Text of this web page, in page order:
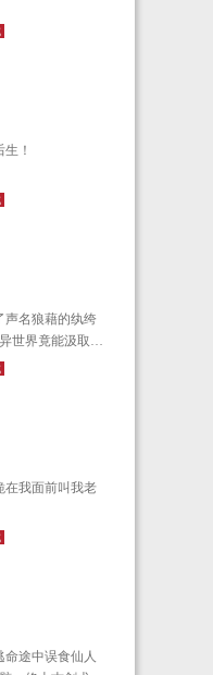
人以垂钓万界
此踏上修仙之
！
域少女，群雄
眼前展开，一
主沉浮！
声名狼藉的纨绔
世界竟能汲取到
轮眼、沙瀑送
，唐旭将二次
能撼的巅峰之
。
在我面前叫我老
都不认识！
，我宁不凡回
相的排排站好，
途中误食仙人